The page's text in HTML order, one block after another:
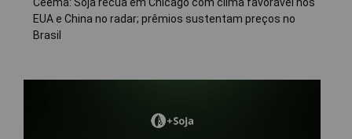
Ceema: Soja recua em Chicago com clima favorável nos
EUA e China no radar; prêmios sustentam preços no
Brasil